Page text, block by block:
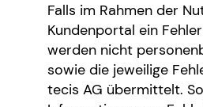
Falls im Rahmen der
Kundenportal ein
werden nicht
sowie die jeweilige
tecis AG übermittelt.